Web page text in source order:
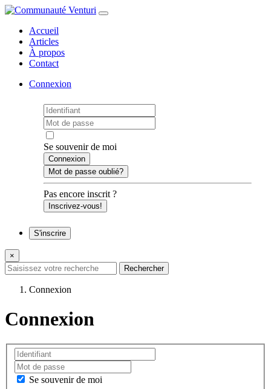
Accueil
Articles
À propos
Contact
Connexion
Se souvenir de moi
Mot de passe oublié?
Pas encore inscrit ?
Inscrivez-vous!
S'inscrire
×
Connexion
Connexion
Se souvenir de moi